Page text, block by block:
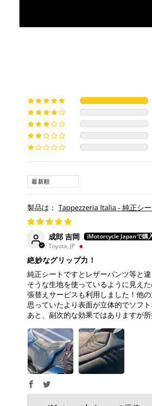
SORT BY
Tappezzeria Italia - 純正シ
成郎 吉岡
Toyota, JP
絶妙なグリップ力！
純正シートですとレザーパンツ等と
そうな生地を使っているように見え
張替えサービスも利用しました！他
思っていたより表面が立体的でソフ
あと、副次的な効果ではありますが